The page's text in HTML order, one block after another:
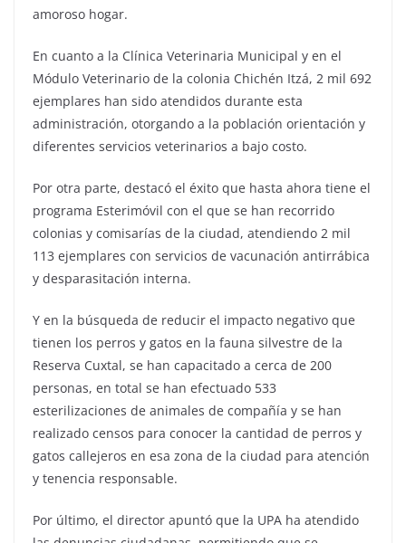
amoroso hogar.
En cuanto a la Clínica Veterinaria Municipal y en el
Módulo Veterinario de la colonia Chichén Itzá, 2 mil 692
ejemplares han sido atendidos durante esta
administración, otorgando a la población orientación y
diferentes servicios veterinarios a bajo costo.
Por otra parte, destacó el éxito que hasta ahora tiene el
programa Esterimóvil con el que se han recorrido
colonias y comisarías de la ciudad, atendiendo 2 mil
113 ejemplares con servicios de vacunación antirrábica
y desparasitación interna.
Y en la búsqueda de reducir el impacto negativo que
tienen los perros y gatos en la fauna silvestre de la
Reserva Cuxtal, se han capacitado a cerca de 200
personas, en total se han efectuado 533
esterilizaciones de animales de compañía y se han
realizado censos para conocer la cantidad de perros y
gatos callejeros en esa zona de la ciudad para atención
y tenencia responsable.
Por último, el director apuntó que la UPA ha atendido